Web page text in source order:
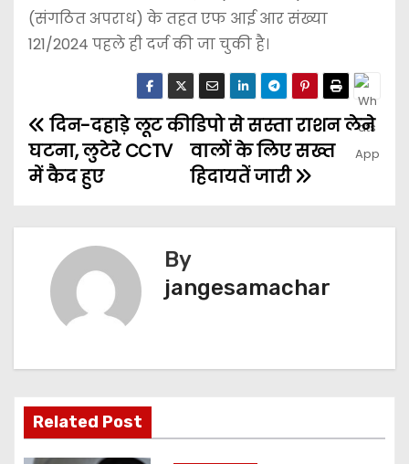
(संगठित अपराध) के तहत एफ आई आर संख्या
121/2024 पहले ही दर्ज की जा चुकी है।
डिपो से सस्ता राशन लेने
वालों के लिए सख्त
हिदायतें जारी
दिन-दहाड़े लूट की
घटना, लुटेरे CCTV
में कैद हुए
By
jangesamachar
Related Post